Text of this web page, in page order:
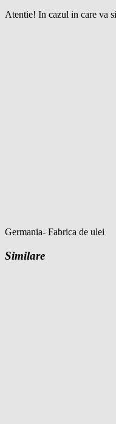
Atentie! In cazul in care va
Germania- Fabrica de ulei
Similare